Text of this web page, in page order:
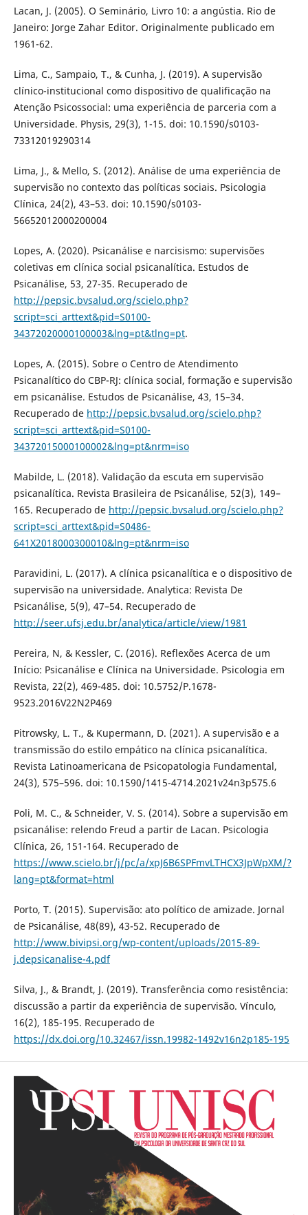
Lacan, J. (2005). O Seminário, Livro 10: a angústia. Rio de
Janeiro: Jorge Zahar Editor. Originalmente publicado em
1961-62.
Lima, C., Sampaio, T., & Cunha, J. (2019). A supervisão
clínico-institucional como dispositivo de qualificação na
Atenção Psicossocial: uma experiência de parceria com a
Universidade. Physis, 29(3), 1-15. doi: 10.1590/s0103-
73312019290314
Lima, J., & Mello, S. (2012). Análise de uma experiência de
supervisão no contexto das políticas sociais. Psicologia
Clínica, 24(2), 43–53. doi: 10.1590/s0103-
56652012000200004
Lopes, A. (2020). Psicanálise e narcisismo: supervisões
coletivas em clínica social psicanalítica. Estudos de
Psicanálise, 53, 27-35. Recuperado de
http://pepsic.bvsalud.org/scielo.php?
script=sci_arttext&pid=S0100-
34372020000100003&lng=pt&tlng=pt.
Lopes, A. (2015). Sobre o Centro de Atendimento
Psicanalítico do CBP-RJ: clínica social, formação e supervisão
em psicanálise. Estudos de Psicanálise, 43, 15–34.
Recuperado de http://pepsic.bvsalud.org/scielo.php?
script=sci_arttext&pid=S0100-
34372015000100002&lng=pt&nrm=iso
Mabilde, L. (2018). Validação da escuta em supervisão
psicanalítica. Revista Brasileira de Psicanálise, 52(3), 149–
165. Recuperado de http://pepsic.bvsalud.org/scielo.php?
script=sci_arttext&pid=S0486-
641X2018000300010&lng=pt&nrm=iso
Paravidini, L. (2017). A clínica psicanalítica e o dispositivo de
supervisão na universidade. Analytica: Revista De
Psicanálise, 5(9), 47–54. Recuperado de
http://seer.ufsj.edu.br/analytica/article/view/1981
Pereira, N, & Kessler, C. (2016). Reflexões Acerca de um
Início: Psicanálise e Clínica na Universidade. Psicologia em
Revista, 22(2), 469-485. doi: 10.5752/P.1678-
9523.2016V22N2P469
Pitrowsky, L. T., & Kupermann, D. (2021). A supervisão e a
transmissão do estilo empático na clínica psicanalítica.
Revista Latinoamericana de Psicopatologia Fundamental,
24(3), 575–596. doi: 10.1590/1415-4714.2021v24n3p575.6
Poli, M. C., & Schneider, V. S. (2014). Sobre a supervisão em
psicanálise: relendo Freud a partir de Lacan. Psicologia
Clínica, 26, 151-164. Recuperado de
https://www.scielo.br/j/pc/a/xpJ6B6SPFmvLTHCX3JpWpXM/?
lang=pt&format=html
Porto, T. (2015). Supervisão: ato político de amizade. Jornal
de Psicanálise, 48(89), 43-52. Recuperado de
http://www.bivipsi.org/wp-content/uploads/2015-89-
j.depsicanalise-4.pdf
Silva, J., & Brandt, J. (2019). Transferência como resistência:
discussão a partir da experiência de supervisão. Vínculo,
16(2), 185-195. Recuperado de
https://dx.doi.org/10.32467/issn.19982-1492v16n2p185-195